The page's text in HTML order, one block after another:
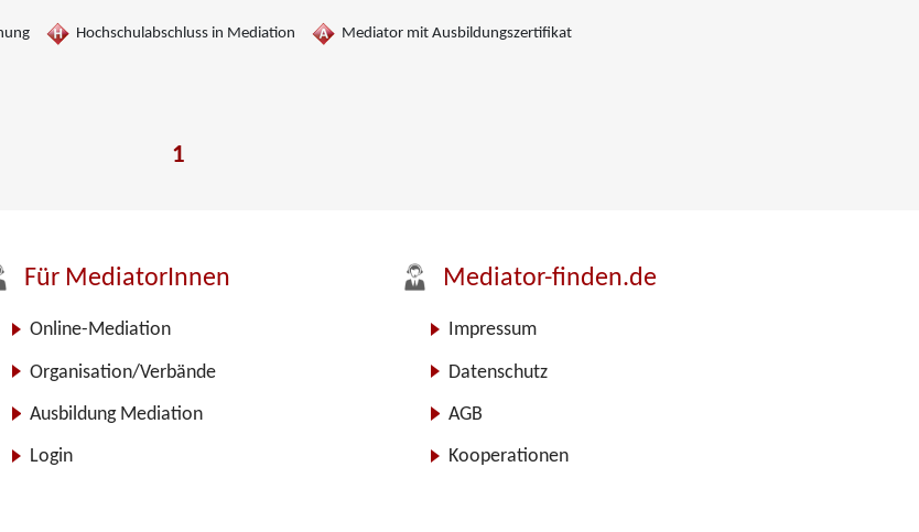
Hochschulabschluss in Mediation
Mediator mit Ausbildungszertifikat
1
Für MediatorInnen
Online-Mediation
Organisation/Verbände
Ausbildung Mediation
Login
Mediator-finden.de
Impressum
Datenschutz
AGB
Kooperationen